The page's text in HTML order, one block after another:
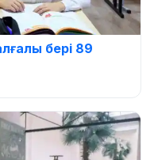
бері 89